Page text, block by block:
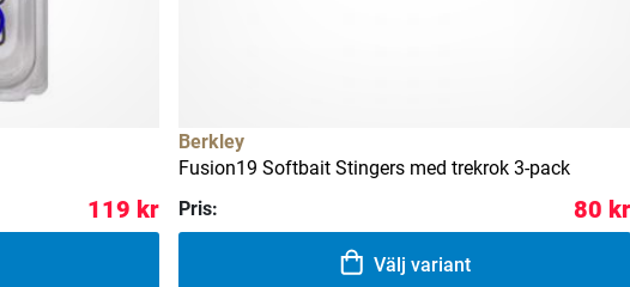
119 kr
Berkley
Fusion19 Softbait Stingers med trekrok 3-pack
Pris:
80 kr
Välj variant